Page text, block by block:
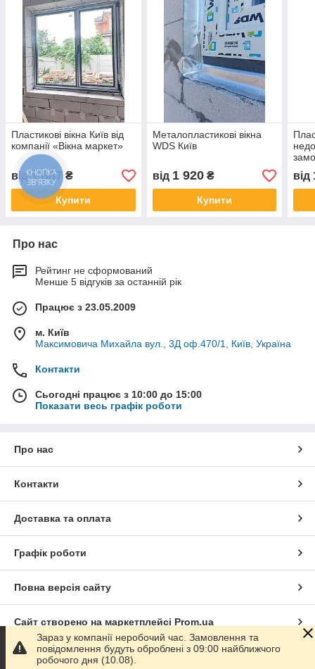
Пластикові вікна Київ від
компанії «Вікна маркет»
від1 887 ₴
Купити
Металопластикові вікна
WDS Київ
від 1 920₴
Купити
від
Про нас
Рейтинг не сформований
Менше 5 відгуків за останній рік
Працює з 23.05.2009
м. Київ
Максимовича Михайла вул., 3Д оф.470/1, Київ, Україна
Контакти
Сьогодні працює з 10:00 до 15:00
Показати весь графік роботи
Про нас
Контакти
Доставка та оплата
Графік роботи
Повна версія сайту
Сайт створено на маркетплейсі Prom.ua
Політика конфіденційності
Зараз у компанії неробочий час. Замовлення та
повідомлення будуть оброблені з 09:00 найближчого
робочого дня (10.08).
КНОПКА
ЗВ'ЯЗКУ